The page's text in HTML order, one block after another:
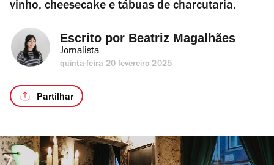
vinho, cheesecake e tábuas de charcutaria.
Escrito por Beatriz Magalhães
Jornalista
quinta-feira 20 fevereiro 2025
Partilhar